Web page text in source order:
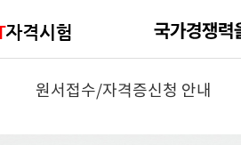
원서접수/자격증신청 안내